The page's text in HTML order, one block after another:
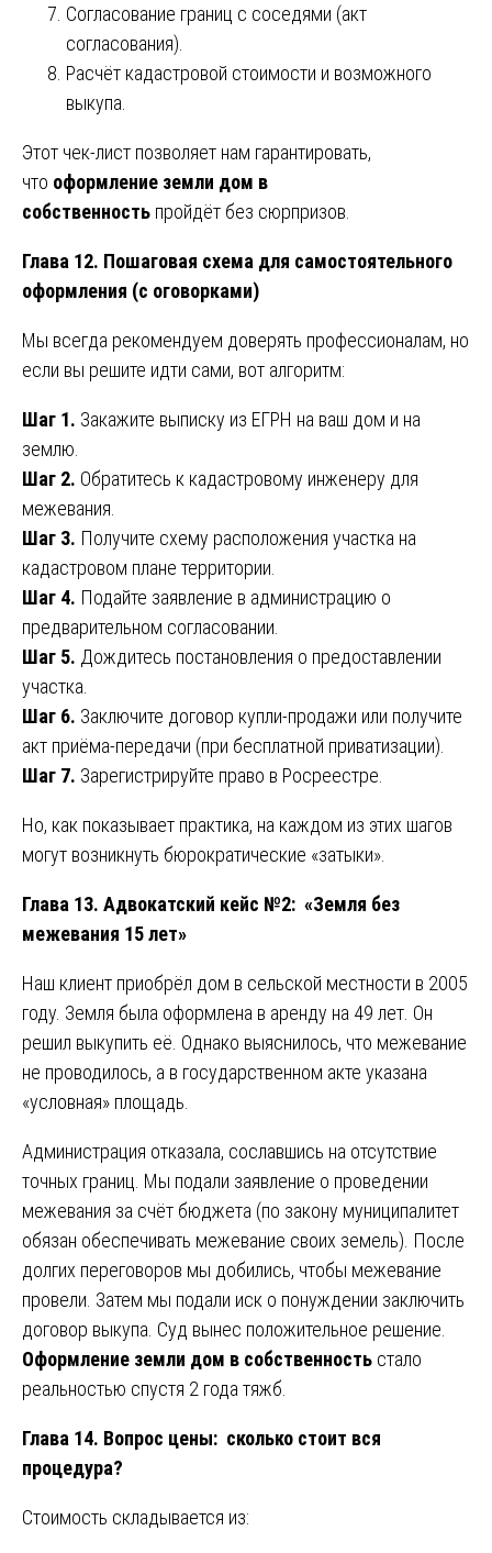
Согласование границ с соседями (акт
согласования).
Расчёт кадастровой стоимости и возможного
выкупа.
Этот чек-лист позволяет нам гарантировать,
что оформление земли дом в
собственность пройдёт без сюрпризов.
Глава 12. Пошаговая схема для самостоятельного
оформления (с оговорками)
Мы всегда рекомендуем доверять профессионалам, но
если вы решите идти сами, вот алгоритм:
Шаг 1. Закажите выписку из ЕГРН на ваш дом и на
землю.
Шаг 2. Обратитесь к кадастровому инженеру для
межевания.
Шаг 3. Получите схему расположения участка на
кадастровом плане территории.
Шаг 4. Подайте заявление в администрацию о
предварительном согласовании.
Шаг 5. Дождитесь постановления о предоставлении
участка.
Шаг 6. Заключите договор купли-продажи или получите
акт приёма-передачи (при бесплатной приватизации).
Шаг 7. Зарегистрируйте право в Росреестре.
Но, как показывает практика, на каждом из этих шагов
могут возникнуть бюрократические «затыки».
Глава 13. Адвокатский кейс №2: «Земля без
межевания 15 лет»
Наш клиент приобрёл дом в сельской местности в 2005
году. Земля была оформлена в аренду на 49 лет. Он
решил выкупить её. Однако выяснилось, что межевание
не проводилось, а в государственном акте указана
«условная» площадь.
Администрация отказала, сославшись на отсутствие
точных границ. Мы подали заявление о проведении
межевания за счёт бюджета (по закону муниципалитет
обязан обеспечивать межевание своих земель). После
долгих переговоров мы добились, чтобы межевание
провели. Затем мы подали иск о понуждении заключить
договор выкупа. Суд вынес положительное решение.
Оформление земли дом в собственность стало
реальностью спустя 2 года тяжб.
Глава 14. Вопрос цены: сколько стоит вся
процедура?
Стоимость складывается из: